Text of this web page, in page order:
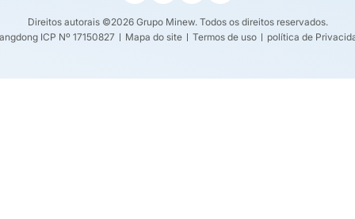
Direitos autorais ©2026 Grupo Minew. Todos os direitos reservados.
ICP Nº 17150827
Mapa do site Termos de uso política de